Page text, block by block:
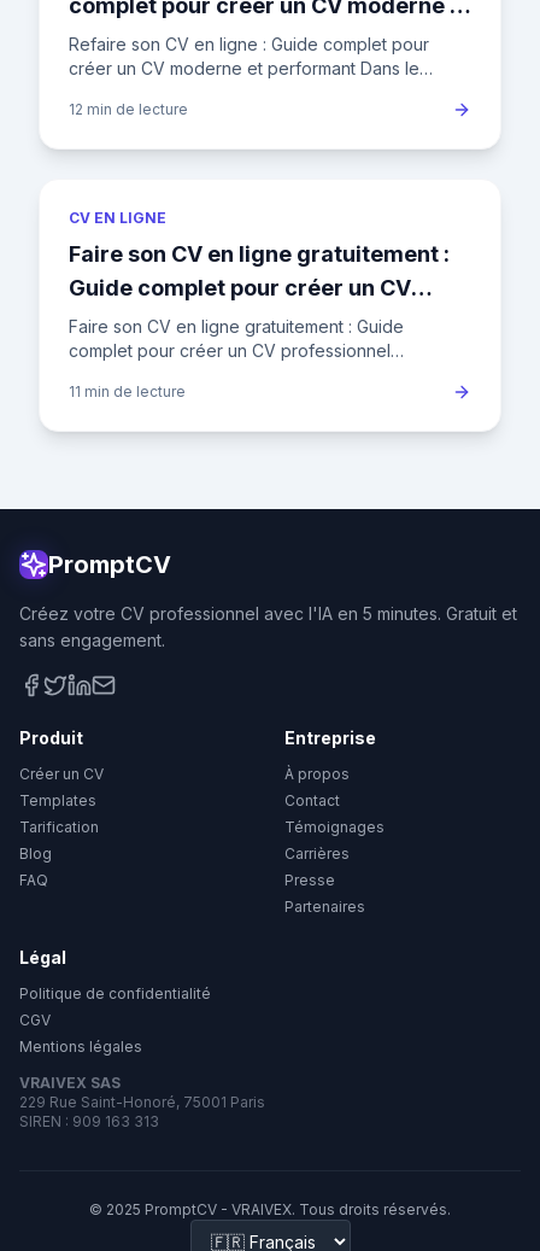
complet pour créer un CV moderne et
performant
Refaire son CV en ligne : Guide complet pour
créer un CV moderne et performant Dans le
chômage fluctue autour
12 min de lecture
CV EN LIGNE
Faire son CV en ligne gratuitement :
Guide complet pour créer un CV
professionnel
Faire son CV en ligne gratuitement : Guide
complet pour créer un CV professionnel
l'emploi en France, où un recrut
11 min de lecture
PromptCV
Créez votre CV professionnel avec l'IA en 5 minutes. Gratuit et
sans engagement.
Produit
Créer un CV
Templates
Tarification
Blog
FAQ
Entreprise
À propos
Contact
Témoignages
Carrières
Presse
Partenaires
Légal
Politique de confidentialité
CGV
Mentions légales
VRAIVEX SAS
229 Rue Saint-Honoré, 75001 Paris
SIREN : 909 163 313
© 2025 PromptCV - VRAIVEX. Tous droits réservés.